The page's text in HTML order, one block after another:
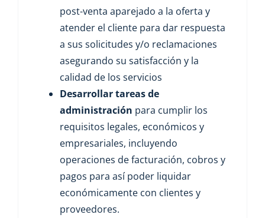
post-venta aparejado a la oferta y
atender el cliente para dar respuesta
a sus solicitudes y/o reclamaciones
asegurando su satisfacción y la
calidad de los servicios
Desarrollar tareas de
administración para cumplir los
requisitos legales, económicos y
empresariales, incluyendo
operaciones de facturación, cobros y
pagos para así poder liquidar
económicamente con clientes y
proveedores.